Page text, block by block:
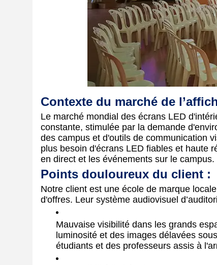
Contexte du marché de
Le marché mondial des écrans LED
constante, stimulée par la demande
des campus et d'outils de communication
plus besoin d'écrans LED fiables et haute
en direct et les événements sur le campus.
Points douloureux du client :
Notre client est une école de marque
d'offres. Leur système audiovisuel
Mauvaise visibilité dans les grands
luminosité et des images délavées
étudiants et des professeurs assis à